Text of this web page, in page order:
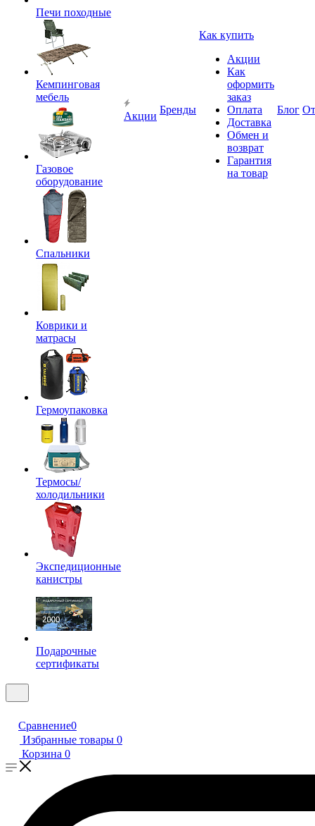
Печи походные
Кемпинговая
мебель
Газовое
оборудование
Спальники
Коврики и
матрасы
Гермоупаковка
Термосы/
холодильники
Экспедиционные
канистры
Подарочные
сертификаты
Акции
Бренды
Как купить
Акции
Как
оформить
заказ
Оплата
Доставка
Обмен и
возврат
Гарантия
на товар
Блог
Сравнение0
Избранные товары 0
Корзина 0